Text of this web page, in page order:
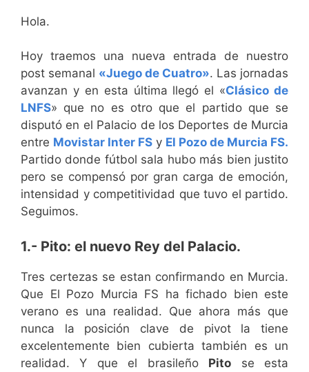
Hola.
Hoy traemos una nueva entrada de nuestro
post semanal «Juego de Cuatro». Las jornadas
avanzan y en esta última llegó el «Clásico de
LNFS» que no es otro que el partido que se
disputó en el Palacio de los Deportes de Murcia
entre Movistar Inter FS y El Pozo de Murcia FS.
Partido donde fútbol sala hubo más bien justito
pero se compensó por gran carga de emoción,
intensidad y competitividad que tuvo el partido.
Seguimos.
1.- Pito: el nuevo Rey del Palacio.
Tres certezas se estan confirmando en Murcia.
Que El Pozo Murcia FS ha fichado bien este
verano es una realidad. Que ahora más que
nunca la posición clave de pivot la tiene
excelentemente bien cubierta también es un
realidad. Y que el brasileño Pito se esta